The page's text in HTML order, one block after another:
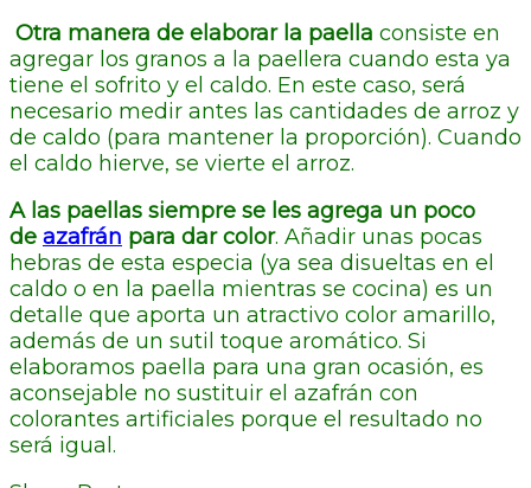
Otra manera de elaborar la paella consiste en
agregar los granos a la paellera cuando esta ya
tiene el sofrito y el caldo. En este caso, será
necesario medir antes las cantidades de arroz y
de caldo (para mantener la proporción). Cuando
el caldo hierve, se vierte el arroz.
A las paellas siempre se les agrega un poco
de azafrán para dar color. Añadir unas pocas
hebras de esta especia (ya sea disueltas en el
caldo o en la paella mientras se cocina) es un
detalle que aporta un atractivo color amarillo,
además de un sutil toque aromático. Si
elaboramos paella para una gran ocasión, es
aconsejable no sustituir el azafrán con
colorantes artificiales porque el resultado no
será igual.